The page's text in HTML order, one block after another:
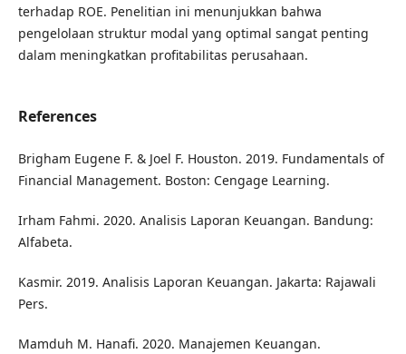
terhadap ROE. Penelitian ini menunjukkan bahwa
pengelolaan struktur modal yang optimal sangat penting
dalam meningkatkan profitabilitas perusahaan.
References
Brigham Eugene F. & Joel F. Houston. 2019. Fundamentals of
Financial Management. Boston: Cengage Learning.
Irham Fahmi. 2020. Analisis Laporan Keuangan. Bandung:
Alfabeta.
Kasmir. 2019. Analisis Laporan Keuangan. Jakarta: Rajawali
Pers.
Mamduh M. Hanafi. 2020. Manajemen Keuangan.